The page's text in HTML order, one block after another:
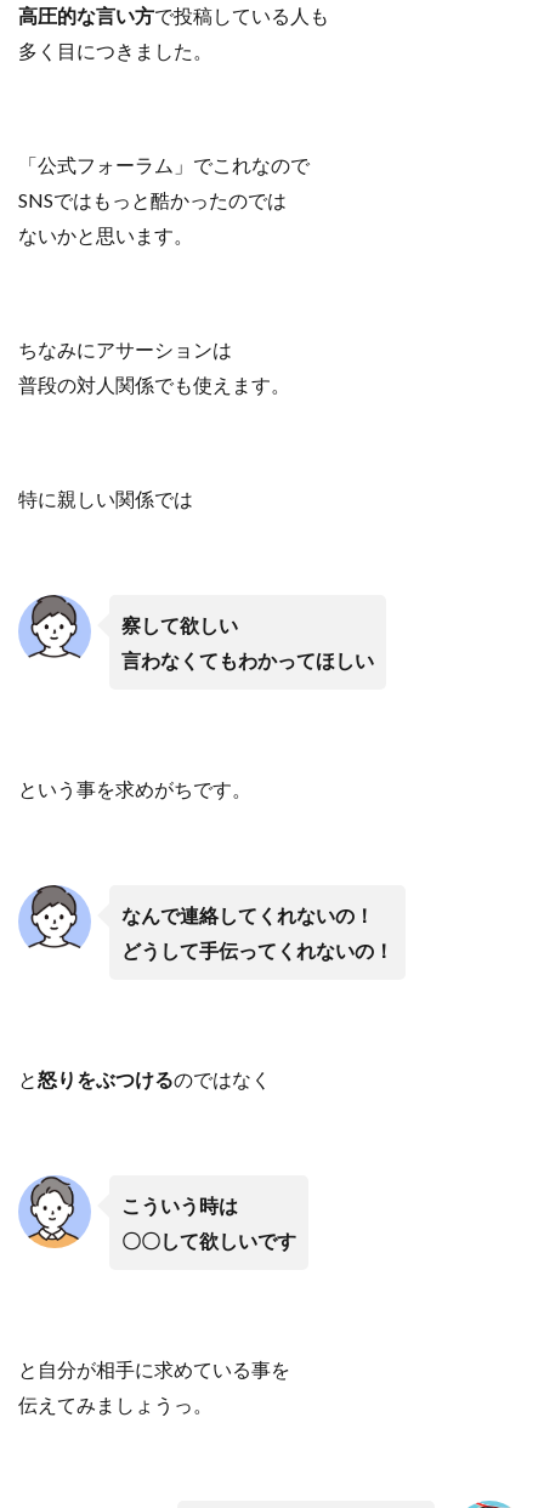
高圧的な言い方で投稿している人も
多く目につきました。
「公式フォーラム」でこれなので
SNSではもっと酷かったのでは
ないかと思います。
ちなみにアサーションは
普段の対人関係でも使えます。
特に親しい関係では
察して欲しい
言わなくてもわかってほしい
という事を求めがちです。
なんで連絡してくれないの！
どうして手伝ってくれないの！
と怒りをぶつけるのではなく
こういう時は
〇〇して欲しいです
と自分が相手に求めている事を
伝えてみましょうっ。